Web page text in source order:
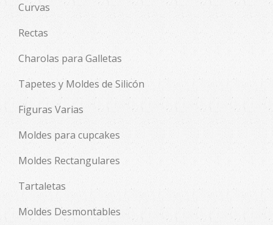
Curvas
Rectas
Charolas para Galletas
Tapetes y Moldes de Silicón
Figuras Varias
Moldes para cupcakes
Moldes Rectangulares
Tartaletas
Moldes Desmontables